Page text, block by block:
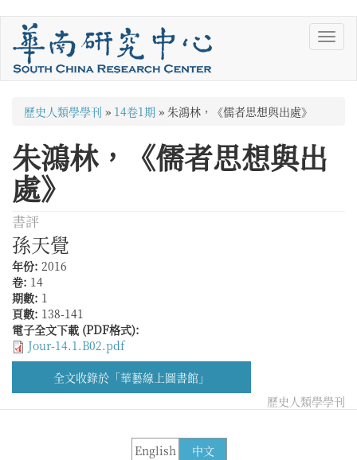
您
在
這
裡
歷史人類學學刊 » 14卷1期 » 朱鴻林，《儒者思想與出處》
朱鴻林，《儒者思想與出
處》
書評
孫天覺
年份: 2016
卷: 14
期數: 1
頁數: 138-141
電子全文下載 (PDF格式):
Jour-14.1.B02.pdf
全文收錄於「華藝線上圖書館」
歷史人類學學刊
中文
English